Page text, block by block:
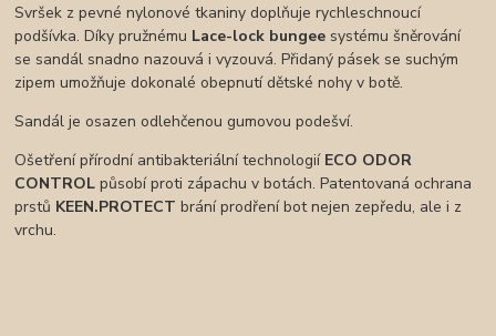
Svršek z pevné nylonové tkaniny doplňuje rychleschnoucí
podšívka. Díky pružnému Lace-lock bungee systému šněrování
se sandál snadno nazouvá i vyzouvá. Přidaný pásek se suchým
zipem umožňuje dokonalé obepnutí dětské nohy v botě.
Sandál je osazen odlehčenou gumovou podešví.
Ošetření přírodní antibakteriální technologií ECO ODOR
CONTROL působí proti zápachu v botách. Patentovaná ochrana
prstů KEEN.PROTECT brání prodření bot nejen zepředu, ale i z
vrchu.